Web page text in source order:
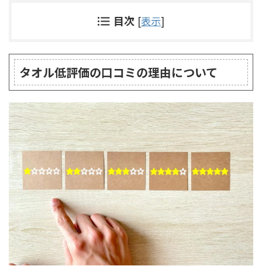
目次 [表示]
タオル低評価の口コミの理由について